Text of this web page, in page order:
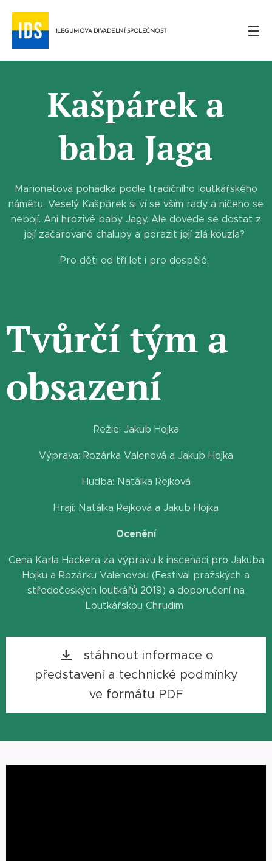
ILEGUMOVA DIVADELNÍ SPOLEČNOST
Kašpárek a
baba Jaga
Marionetová pohádka podle tradičního loutkářského
námětu. Veselý Kašpárek si ví se vším rady a ničeho se
nebojí. Ani hrozivé baby Jagy. Ale dovede se dostat z
její začarované chalupy a porazit její zlá kouzla?
Pro děti od tří let i pro dospělé.
Tvůrčí tým a
obsazení
Režie: Jakub Hojka
Výprava: Rozárka Valenová a Jakub Hojka
Hudba: Natálka Rejková
Hrají: Natálka Rejková a Jakub Hojka
Ocenění
Cena Karla Hackera za výpravu k inscenaci pro Jakuba
Hojku a Rozárku Valenovou (Festival pražských a
středočeských loutkářů 2019) a doporučení na
Loutkářskou Chrudim
stáhnout informace o
představení a technické podmínky
ve formátu PDF